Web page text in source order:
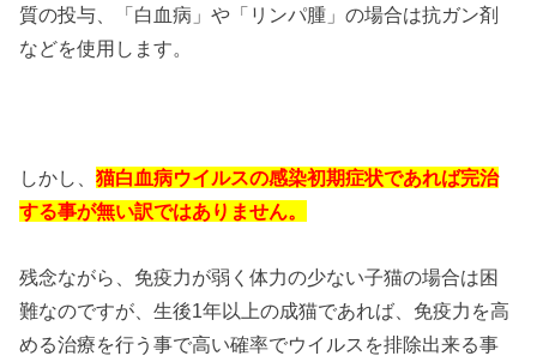
質の投与、「白血病」や「リンパ腫」の場合は抗ガン剤
などを使用します。
しかし、猫白血病ウイルスの感染初期症状であれば完治
する事が無い訳ではありません。
残念ながら、免疫力が弱く体力の少ない子猫の場合は困
難なのですが、生後1年以上の成猫であれば、免疫力を高
める治療を行う事で高い確率でウイルスを排除出来る事